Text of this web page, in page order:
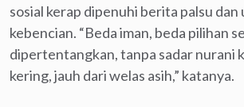
sosial kerap dipenuhi berita palsu dan
kebencian. “Beda iman, beda pilihan
dipertentangkan, tanpa sadar nurani
kering, jauh dari welas asih,” katanya.